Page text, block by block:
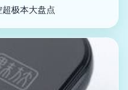
极本大盘点